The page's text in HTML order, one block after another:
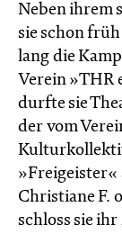
Neben ihrem
sie schon
lang die
Verein »THR
durfte sie
der vom
»Freigeister«
Christiane F.
schloss sie